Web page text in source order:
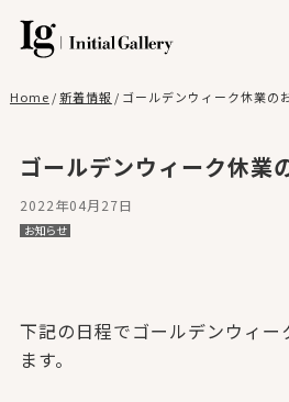
Home /新着情報 / ゴールデンウィーク休業の
ゴールデンウィーク休業
2022年04月27日
お知らせ
下記の日程でゴールデンウィー
ます。